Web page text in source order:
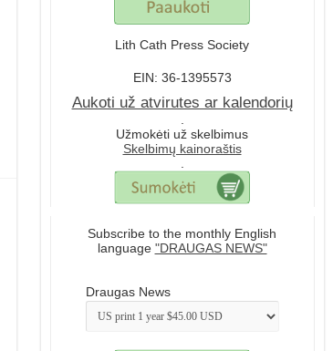
Lith Cath Press Society
EIN: 36-1395573
Aukoti už atvirutes ar kalendorių
.
Užmokėti už skelbimus
Skelbimų kainoraštis
.
Subscribe to the monthly English
language "DRAUGAS NEWS"
Draugas News